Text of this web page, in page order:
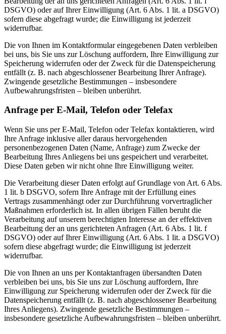
DSGVO) oder auf Ihrer Einwilligung (Art. 6 Abs. 1 lit. a DSGVO)
sofern diese abgefragt wurde; die Einwilligung ist jederzeit
widerrufbar.
Die von Ihnen im Kontaktformular eingegebenen Daten verbleiben
bei uns, bis Sie uns zur Löschung auffordern, Ihre Einwilligung zur
Speicherung widerrufen oder der Zweck für die Datenspeicherung
entfällt (z. B. nach abgeschlossener Bearbeitung Ihrer Anfrage).
Zwingende gesetzliche Bestimmungen – insbesondere
Aufbewahrungsfristen – bleiben unberührt.
Anfrage per E-Mail, Telefon oder Telefax
Wenn Sie uns per E-Mail, Telefon oder Telefax kontaktieren, wird
Ihre Anfrage inklusive aller daraus hervorgehenden
personenbezogenen Daten (Name, Anfrage) zum Zwecke der
Bearbeitung Ihres Anliegens bei uns gespeichert und verarbeitet.
Diese Daten geben wir nicht ohne Ihre Einwilligung weiter.
Die Verarbeitung dieser Daten erfolgt auf Grundlage von Art. 6 Abs.
1 lit. b DSGVO, sofern Ihre Anfrage mit der Erfüllung eines
Vertrags zusammenhängt oder zur Durchführung vorvertraglicher
Maßnahmen erforderlich ist. In allen übrigen Fällen beruht die
Verarbeitung auf unserem berechtigten Interesse an der effektiven
Bearbeitung der an uns gerichteten Anfragen (Art. 6 Abs. 1 lit. f
DSGVO) oder auf Ihrer Einwilligung (Art. 6 Abs. 1 lit. a DSGVO)
sofern diese abgefragt wurde; die Einwilligung ist jederzeit
widerrufbar.
Die von Ihnen an uns per Kontaktanfragen übersandten Daten
verbleiben bei uns, bis Sie uns zur Löschung auffordern, Ihre
Einwilligung zur Speicherung widerrufen oder der Zweck für die
Datenspeicherung entfällt (z. B. nach abgeschlossener Bearbeitung
Ihres Anliegens). Zwingende gesetzliche Bestimmungen –
insbesondere gesetzliche Aufbewahrungsfristen – bleiben unberührt.